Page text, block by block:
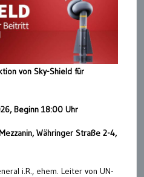
von Sky-Shield für
Beginn 18:00 Uhr
Währinger Straße 2-4,
i.R., ehem. Leiter von UN-